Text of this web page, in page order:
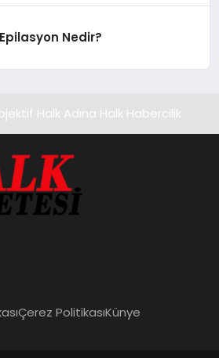
Nedir?
Halk Adına Halk Habercilik
Çerez PolitikasıKünye